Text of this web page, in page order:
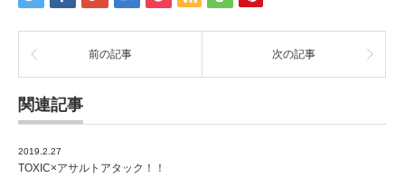
前の記事 次の記事
関連記事
2019.2.27
TOXIC×アサルトアタック！！